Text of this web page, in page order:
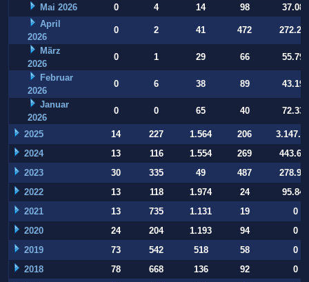
Mai 2026 0 4 14 98
37.084
April
2026
0 2 41 472
März
2026
0 1 29 66
55.794
Februar
2026
0 6 38 89
43.197
Januar
2026
0 0 65 40 72.332
2025 14 227 1.564 206
2024
13 116 1.554 269
2023
30 335 49 487
2022
13 118 1.974 24
95.847
2021
13 735 1.131 19
0
2020
24 204 1.193 94
0
2019
73 542 518 58
0
2018
78 668 136 92
0